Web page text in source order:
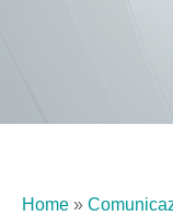
Home »